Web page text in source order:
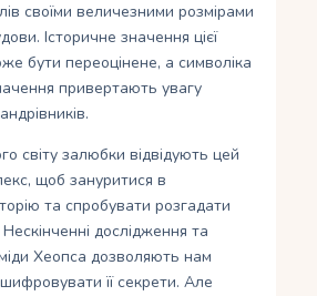
своїми величезними розмірами
Історичне значення цієї
бути переоцінене, а символіка
привертають увагу
світу залюбки відвідують цей
щоб зануритися в
та спробувати розгадати
дослідження та
Хеопса дозволяють нам
її секрети. Але